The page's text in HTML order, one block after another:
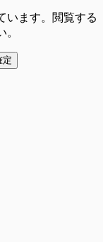
います。閲覧する